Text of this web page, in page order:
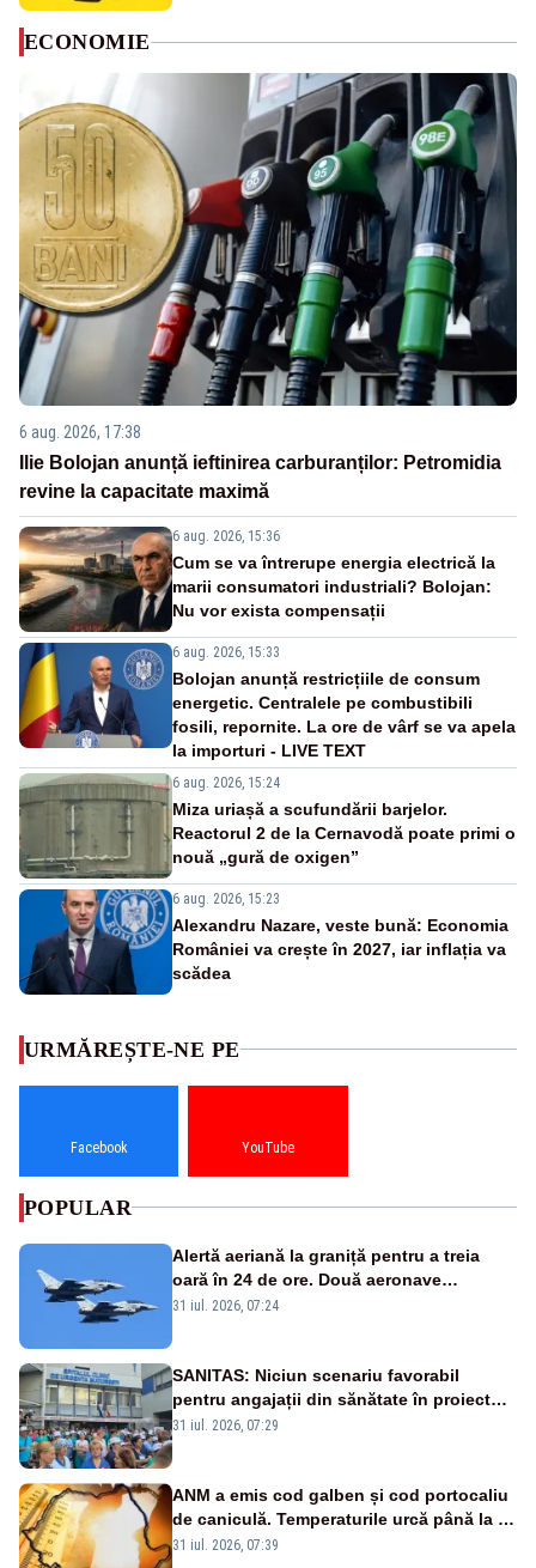
ECONOMIE
6 aug. 2026, 17:38
Ilie Bolojan anunță ieftinirea carburanților: Petromidia
revine la capacitate maximă
6 aug. 2026, 15:36
Cum se va întrerupe energia electrică la
marii consumatori industriali? Bolojan:
Nu vor exista compensații
6 aug. 2026, 15:33
Bolojan anunță restricțiile de consum
energetic. Centralele pe combustibili
fosili, repornite. La ore de vârf se va apela
la importuri - LIVE TEXT
6 aug. 2026, 15:24
Miza uriașă a scufundării barjelor.
Reactorul 2 de la Cernavodă poate primi o
nouă „gură de oxigen”
6 aug. 2026, 15:23
Alexandru Nazare, veste bună: Economia
României va crește în 2027, iar inflația va
scădea
URMĂREȘTE-NE PE
Facebook YouTube
POPULAR
Alertă aeriană la graniță pentru a treia
oară în 24 de ore. Două aeronave
Eurofighter britanice au fost ridicate de la
31 iul. 2026, 07:24
SANITAS: Niciun scenariu favorabil
pentru angajații din sănătate în proiectul
Legii salarizării
31 iul. 2026, 07:29
ANM a emis cod galben și cod portocaliu
de caniculă. Temperaturile urcă până la 38
de grade, iar nopțile devin tropicale
31 iul. 2026, 07:39